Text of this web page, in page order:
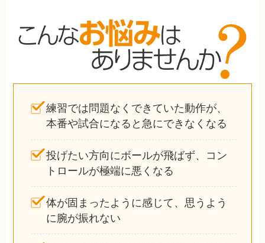
練習では問題なくできていた動作が、
本番や試合になると急にできなくなる
投げたい方向にボールが飛ばず、コン
トロールが極端に悪くなる
体が固まったように感じて、思うよう
に腕が振れない